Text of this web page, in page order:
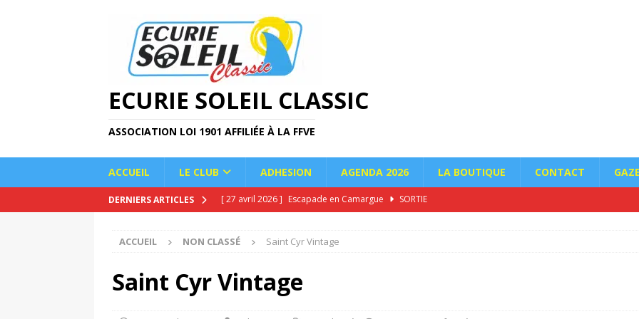
ECURIE SOLEIL CLASSIC
ASSOCIATION LOI 1901 AFFILIÉE À LA FFVE
ACCUEIL LE CLUB ADHESION AGENDA 2026 LA BOUTIQUE CONTACT
DERNIERS ARTICLES [ 27 avril 2026 ] Escapade en Camargue
SORTIE
[ 14 avril 2026 ] Montée Historique de Ceyreste
[ 22 février 2026 ]
[ 19 mai 2026 ] Journée champêtre de l’Écurie Soleil Classic dans le massif de la Sainte-
ACCUEIL NON CLASSÉ Saint Cyr Vintage
Saint Cyr Vintage